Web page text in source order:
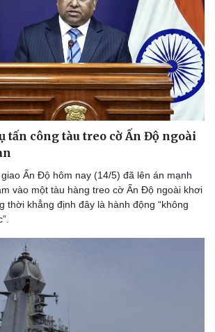
Ô tô
Xe máy
Tư vấn
tấn công tàu treo cờ Ấn Độ ngoài
Ấn Độ hôm nay (14/5) đã lên án mạnh
vào một tàu hàng treo cờ Ấn Độ ngoài khơi
thời khẳng định đây là hành động “không